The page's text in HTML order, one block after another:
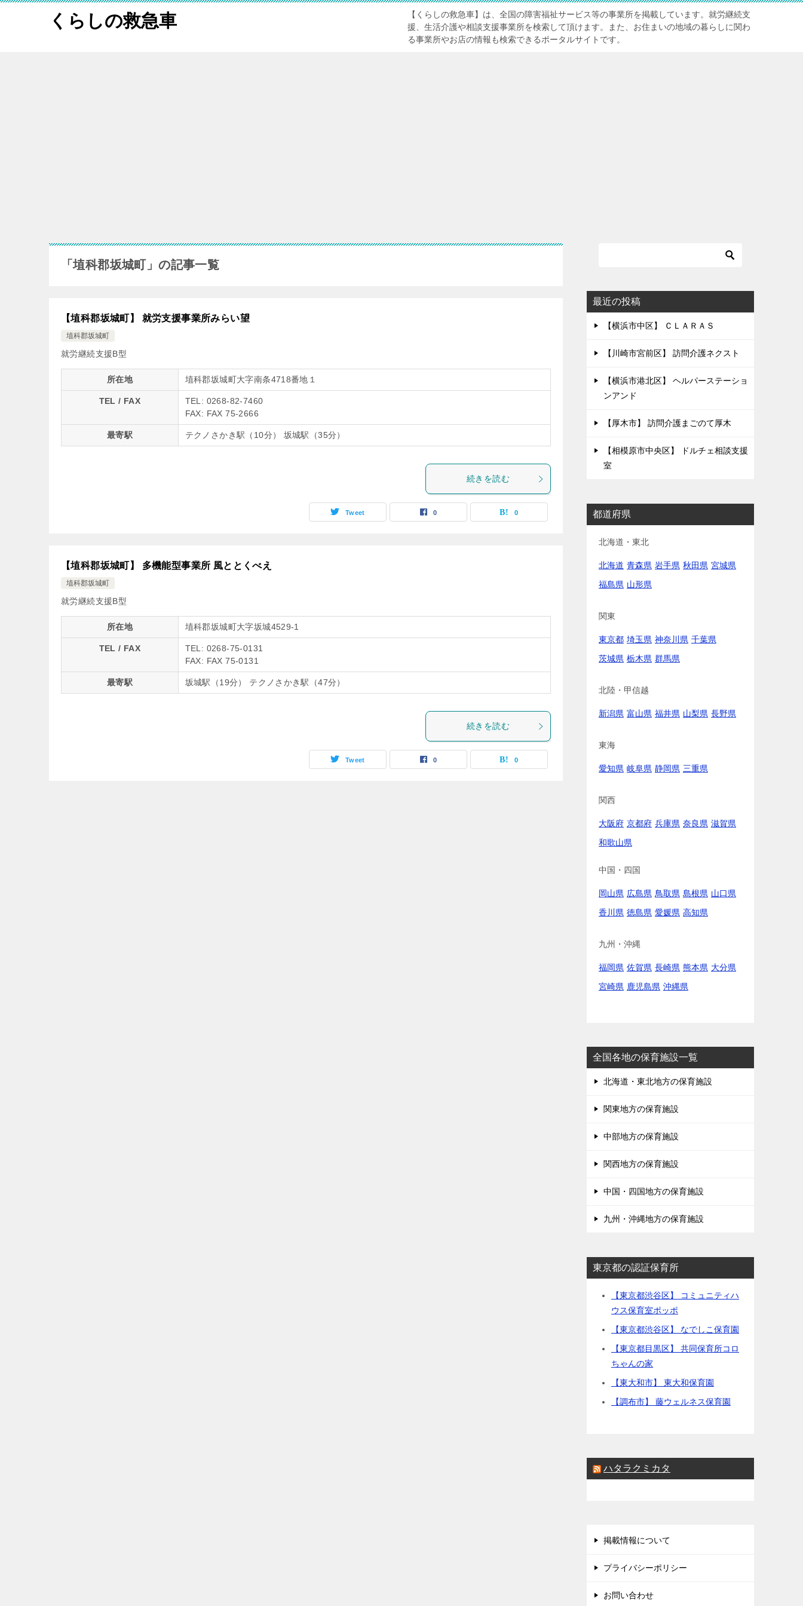
くらしの救急車
【くらしの救急車】は、全国の障害福祉サービス等の事業所を掲載しています。就労継続支
援、生活介護や相談支援事業所を検索して頂けます。また、お住まいの地域の暮らしに関わ
る事業所やお店の情報も検索できるポータルサイトです。
「埴科郡坂城町」の記事一覧
【埴科郡坂城町】 就労支援事業所みらい望
埴科郡坂城町
就労継続支援B型
所在地 埴科郡坂城町大字南条4718番地１
TEL / FAX
TEL: 0268-82-7460
FAX: FAX 75-2666
最寄駅 テクノさかき駅（10分） 坂城駅（35分）
続きを読む
Tweet 0 0
【埴科郡坂城町】 多機能型事業所 風ととくべえ
埴科郡坂城町
就労継続支援B型
所在地 埴科郡坂城町大字坂城4529-1
TEL / FAX
TEL: 0268-75-0131
FAX: FAX 75-0131
最寄駅 坂城駅（19分） テクノさかき駅（47分）
続きを読む
Tweet 0 0
最近の投稿
【横浜市中区】 ＣＬＡＲＡＳ
【川崎市宮前区】 訪問介護ネクスト
【横浜市港北区】 ヘルパーステーショ
ンアンド
【厚木市】 訪問介護まごのて厚木
【相模原市中央区】 ドルチェ相談支援
室
都道府県
北海道・東北
北海道 青森県 岩手県 秋田県 宮城県
福島県 山形県
関東
東京都 埼玉県 神奈川県 千葉県
茨城県 栃木県 群馬県
北陸・甲信越
新潟県 富山県 福井県 山梨県 長野県
東海
愛知県 岐阜県 静岡県 三重県
関西
大阪府 京都府 兵庫県 奈良県 滋賀県
和歌山県
中国・四国
岡山県 広島県 鳥取県 島根県 山口県
香川県 徳島県 愛媛県 高知県
九州・沖縄
福岡県 佐賀県 長崎県 熊本県 大分県
宮崎県 鹿児島県 沖縄県
全国各地の保育施設一覧
北海道・東北地方の保育施設
関東地方の保育施設
中部地方の保育施設
関西地方の保育施設
中国・四国地方の保育施設
九州・沖縄地方の保育施設
東京都の認証保育所
【東京都渋谷区】 コミュニティハ
ウス保育室ポッポ
【東京都渋谷区】 なでしこ保育園
【東京都目黒区】 共同保育所コロ
ちゃんの家
【東大和市】 東大和保育園
【調布市】 藤ウェルネス保育園
ハタラクミカタ
掲載情報について
プライバシーポリシー
お問い合わせ